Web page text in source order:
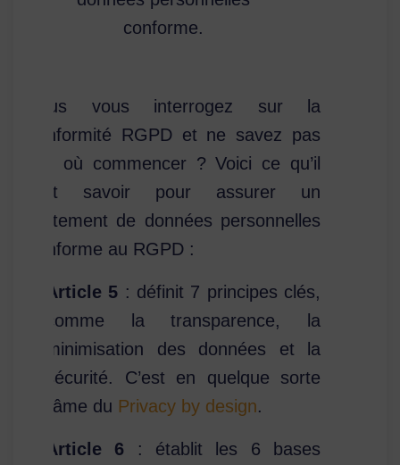
conforme.
Vous vous interrogez sur la
conformité RGPD et ne savez pas
par où commencer ? Voici ce qu’il
faut savoir pour assurer un
traitement de données personnelles
conforme au RGPD :
Article 5 : définit 7 principes clés,
comme la transparence, la
minimisation des données et la
sécurité. C’est en quelque sorte
l’âme du Privacy by design.
Article 6 : établit les 6 bases